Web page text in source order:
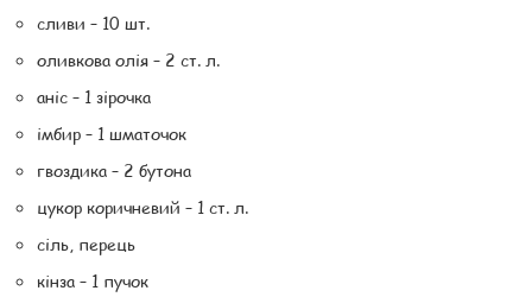
сливи – 10 шт.
оливкова олія – ​​2 ст. л.
аніс – 1 зірочка
імбир – 1 шматочок
гвоздика – 2 бутона
цукор коричневий – 1 ст. л.
сіль, перець
кінза – 1 пучок